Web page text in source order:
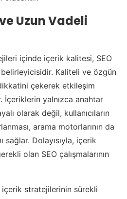
Uzun Vadeli
içinde içerik kalitesi, SEO
belirleyicisidir. Kaliteli ve özgün
çekerek etkileşim
İçeriklerin yalnızca anahtar
olarak değil, kullanıcıların
arama motorlarının da
sağlar. Dolayısıyla, içerik
olan SEO çalışmalarının
içerik stratejilerinin sürekli